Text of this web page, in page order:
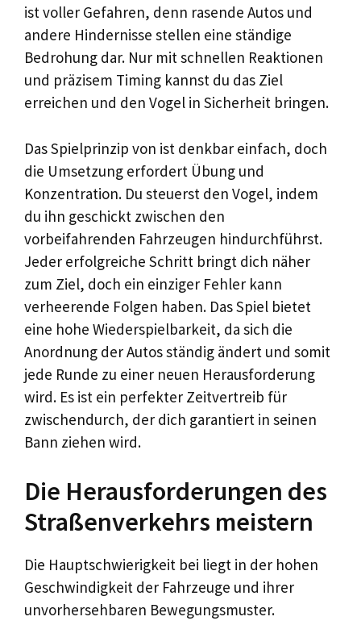
ist voller Gefahren, denn rasende Autos und
andere Hindernisse stellen eine ständige
Bedrohung dar. Nur mit schnellen Reaktionen
und präzisem Timing kannst du das Ziel
erreichen und den Vogel in Sicherheit bringen.
Das Spielprinzip von ist denkbar einfach, doch
die Umsetzung erfordert Übung und
Konzentration. Du steuerst den Vogel, indem
du ihn geschickt zwischen den
vorbeifahrenden Fahrzeugen hindurchführst.
Jeder erfolgreiche Schritt bringt dich näher
zum Ziel, doch ein einziger Fehler kann
verheerende Folgen haben. Das Spiel bietet
eine hohe Wiederspielbarkeit, da sich die
Anordnung der Autos ständig ändert und somit
jede Runde zu einer neuen Herausforderung
wird. Es ist ein perfekter Zeitvertreib für
zwischendurch, der dich garantiert in seinen
Bann ziehen wird.
Die Herausforderungen des
Straßenverkehrs meistern
Die Hauptschwierigkeit bei liegt in der hohen
Geschwindigkeit der Fahrzeuge und ihrer
unvorhersehbaren Bewegungsmuster.